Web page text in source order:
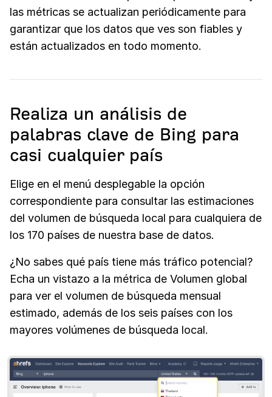
las métricas se actualizan periódicamente para
garantizar que los datos que ves son fiables y
están actualizados en todo momento.
Realiza un análisis de
palabras clave de Bing para
casi cualquier país
Elige en el menú desplegable la opción
correspondiente para consultar las estimaciones
del volumen de búsqueda local para cualquiera de
los 170 países de nuestra base de datos.
¿No sabes qué país tiene más tráfico potencial?
Echa un vistazo a la métrica de Volumen global
para ver el volumen de búsqueda mensual
estimado, además de los seis países con los
mayores volúmenes de búsqueda local.